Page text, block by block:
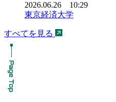
2026.06.26 10:29
東京経済大学
すべてを見る